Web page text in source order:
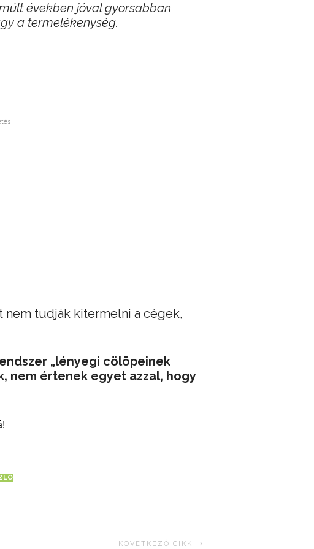
években jóval gyorsabban
a termelékenység.
nem tudják kitermelni a cégek,
„lényegi cölöpeinek
nem értenek egyet azzal, hogy
KÖVETKEZŐ CIKK